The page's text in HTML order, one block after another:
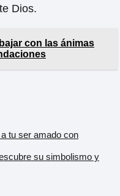
Dios.
con las ánimas
tu ser amado con
su simbolismo y